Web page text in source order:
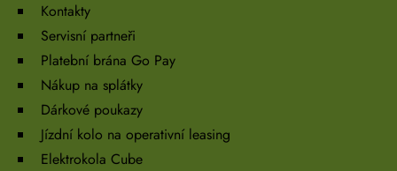
Kontakty
Servisní partneři
Platební brána Go Pay
Nákup na splátky
Dárkové poukazy
Jízdní kolo na operativní leasing
Elektrokola Cube